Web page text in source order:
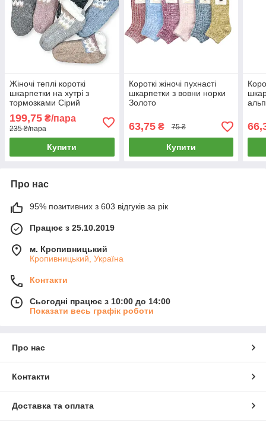
Жіночі теплі короткі
шкарпетки на хутрі з
тормозками Сірий
199,75 ₴/пара
235 ₴/пара
Купити
Короткі жіночі пухнасті
шкарпетки з вовни норки
Золото
63,75₴ 75 ₴
Купити
Про нас
95% позитивних з 603 відгуків за рік
Працює з 25.10.2019
м. Кропивницький
Кропивницький, Україна
Контакти
Сьогодні працює з 10:00 до 14:00
Показати весь графік роботи
Про нас
Контакти
Доставка та оплата